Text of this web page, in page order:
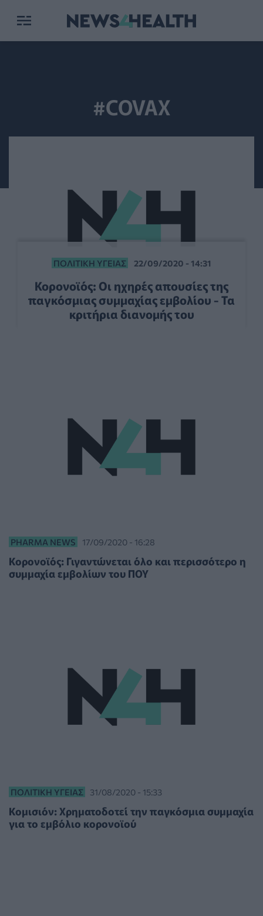
#COVAX
ΠΟΛΙΤΙΚΉ ΥΓΕΊΑΣ 22/09/2020 - 14:31
Κορονοϊός: Οι ηχηρές απουσίες της
παγκόσμιας συμμαχίας εμβολίου - Τα
κριτήρια διανομής του
PHARMA NEWS 17/09/2020 - 16:28
Κορονοϊός: Γιγαντώνεται όλο και περισσότερο η
συμμαχία εμβολίων του ΠΟΥ
ΠΟΛΙΤΙΚΉ ΥΓΕΊΑΣ 31/08/2020 - 15:33
Κομισιόν: Χρηματοδοτεί την παγκόσμια συμμαχία
για το εμβόλιο κορονοϊού